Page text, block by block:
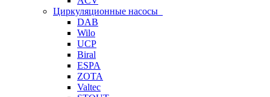
Циркуляционные насосы
DAB
Wilo
UCP
Biral
ESPA
ZOTA
Valtec